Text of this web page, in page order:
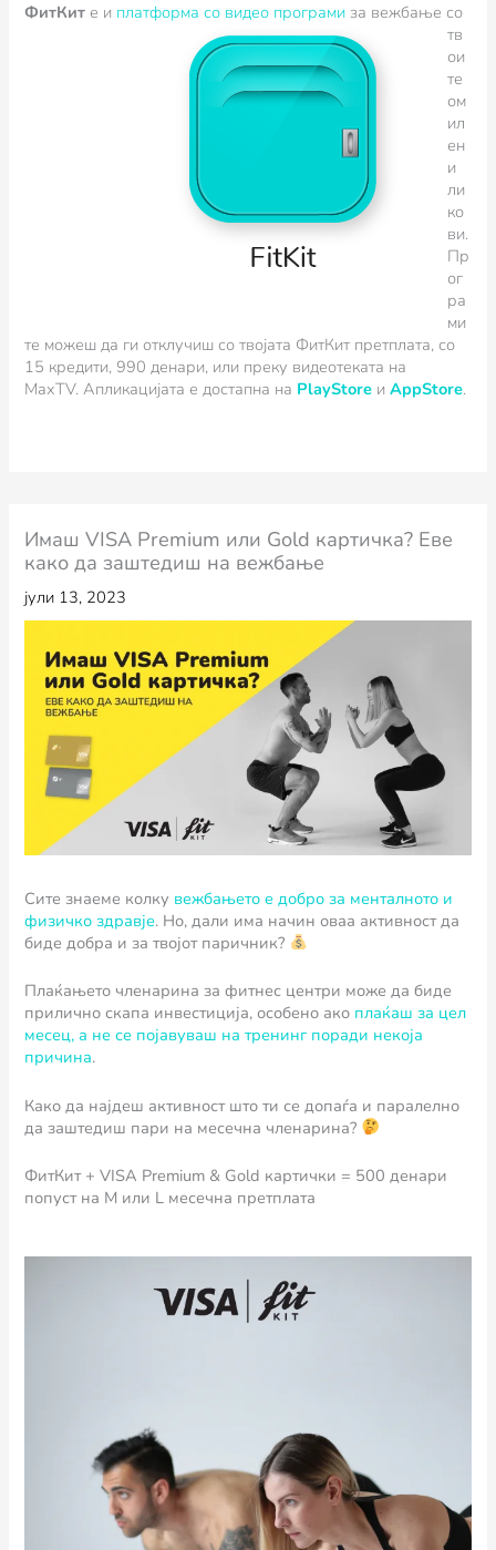
ФитКите и платформа со видео програми за вежбање со
тв
ои
те
ом
ил
ен
и
ли
ко
ви.
Пр
ог
ра
ми
те можеш да ги отклучиш со твојата ФитКит претплата, со
15 кредити, 990 денари, или преку видеотеката на
MaxTV.Апликацијата е достапна на PlayStore иAppStore.
Имаш VISA Premium или Gold картичка? Еве
како да заштедиш на вежбање
јули 13, 2023
Сите знаеме колку вежбањето е добро за менталното и
физичко здравје. Но, дали има начин оваа активност да
биде добра и за твојот паричник?
Плаќањето членарина за фитнес центри може да биде
прилично скапа инвестиција, особено ако плаќаш за цел
месец, а не се појавуваш на тренинг поради некоја
причина.
Како да најдеш активност што ти се допаѓа и паралелно
да заштедиш пари на месечна членарина?
ФитКит + VISA Premium & Gold картички = 500 денари
попуст на М или L месечна претплата